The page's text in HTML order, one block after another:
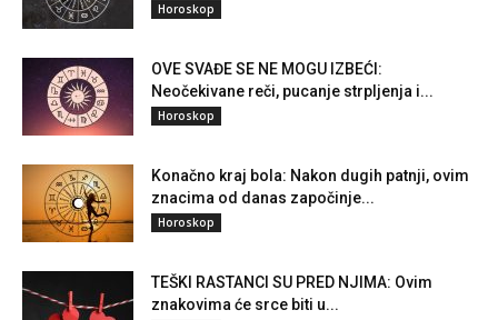
Horoskop
OVE SVAĐE SE NE MOGU IZBEĆI:
Neočekivane reči, pucanje strpljenja i...
Horoskop
Konačno kraj bola: Nakon dugih patnji, ovim
znacima od danas započinje...
Horoskop
TEŠKI RASTANCI SU PRED NJIMA: Ovim
znakovima će srce biti u...